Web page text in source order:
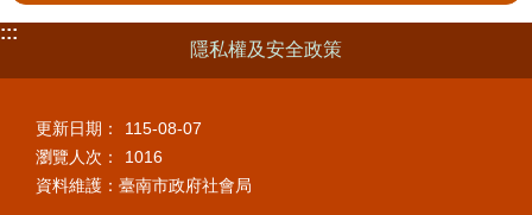
:::
隱私權及安全政策
更新日期：
115-08-07
瀏覽人次：
1016
資料維護：臺南市政府社會局